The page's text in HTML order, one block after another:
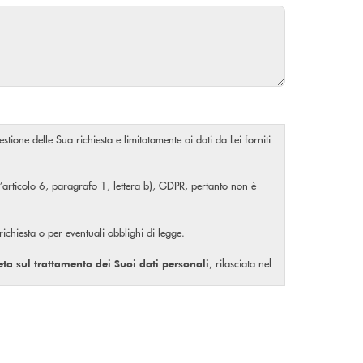
delle Sua richiesta e limitatamente ai dati da Lei forniti
6, paragrafo 1, lettera b), GDPR, pertanto non è
o per eventuali obblighi di legge.
sul trattamento dei Suoi dati personali, rilasciata nel